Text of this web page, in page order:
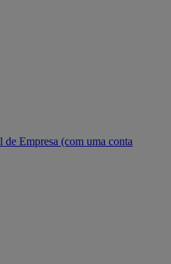
de Empresa (com uma conta